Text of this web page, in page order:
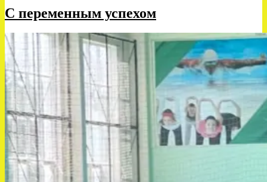
С переменным успехом